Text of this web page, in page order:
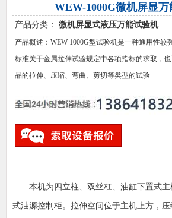
WEW-1000G微机屏显
产品分类： 微机屏显式液压万能试验机
产品概述：WEW-1000G型试验机是一种通用性较
标准关于金属拉伸试验规定中各项指标的求取，
品的拉伸、压缩、弯曲、剪切等类型的试验
本机为四立柱、双丝杠、油缸下置式
式油源控制柜。拉伸空间位于主机上方，